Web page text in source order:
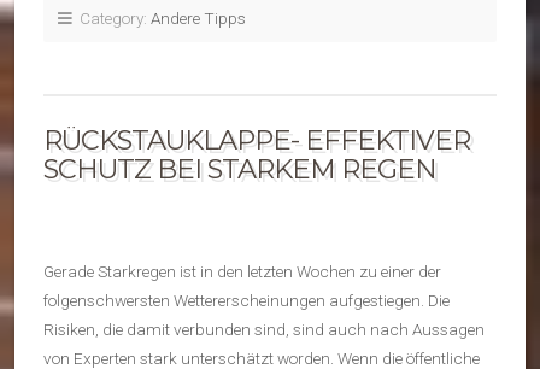
Category: Andere Tipps
RÜCKSTAUKLAPPE- EFFEKTIVER
SCHUTZ BEI STARKEM REGEN
Gerade Starkregen ist in den letzten Wochen zu einer der
folgenschwersten Wettererscheinungen aufgestiegen. Die
Risiken, die damit verbunden sind, sind auch nach Aussagen
von Experten stark unterschätzt worden. Wenn die öffentliche